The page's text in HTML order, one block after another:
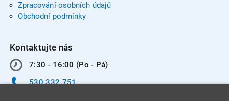
Zpracování osobních údajů
Obchodní podmínky
Kontaktujte nás
7:30 - 16:00 (Po - Pá)
530 332 751